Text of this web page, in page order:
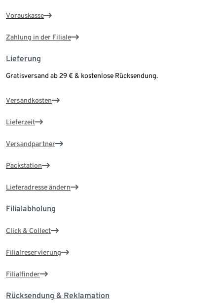
Vorauskasse
Zahlung in der Filiale
Lieferung
Gratisversand ab 29 € & kostenlose Rücksendung.
Versandkosten
Lieferzeit
Versandpartner
Packstation
Lieferadresse ändern
Filialabholung
Click & Collect
Filialreservierung
Filialfinder
Rücksendung & Reklamation